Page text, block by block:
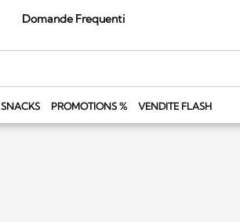
Domande Frequenti
SNACKS PROMOTIONS % VENDITE FLASH